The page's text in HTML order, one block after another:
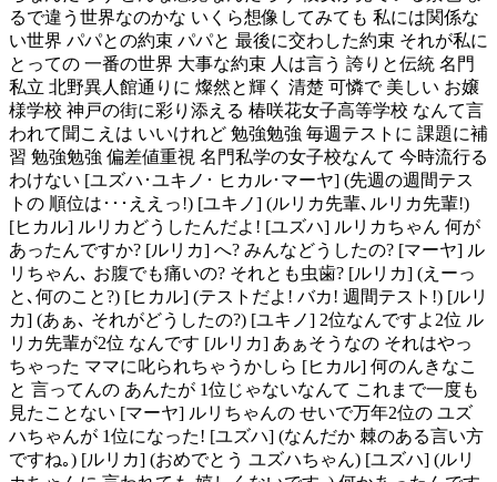
るで違う世界なのかな いくら想像してみても 私には関係な
い世界 パパとの約束 パパと 最後に交わした約束 それが私に
とっての 一番の世界 大事な約束 人は言う 誇りと伝統 名門
私立 北野異人館通りに 燦然と輝く 清楚 可憐で 美しい お嬢
様学校 神戸の街に彩り添える 椿咲花女子高等学校 なんて言
われて聞こえは いいけれど 勉強勉強 毎週テストに 課題に補
習 勉強勉強 偏差値重視 名門私学の女子校なんて 今時流行る
わけない [ユズハ･ユキノ･ ヒカル･マーヤ] (先週の週間テス
トの 順位は･･･ええっ!) [ユキノ] (ルリカ先輩､ルリカ先輩!)
[ヒカル] ルリカどうしたんだよ! [ユズハ] ルリカちゃん 何が
あったんですか? [ルリカ] へ? みんなどうしたの? [マーヤ] ル
リちゃん､ お腹でも痛いの? それとも虫歯? [ルリカ] (えーっ
と､何のこと?) [ヒカル] (テストだよ! バカ! 週間テスト!) [ルリ
カ] (あぁ､ それがどうしたの?) [ユキノ] 2位なんですよ2位 ル
リカ先輩が2位 なんです [ルリカ] あぁそうなの それはやっ
ちゃった ママに叱られちゃうかしら [ヒカル] 何のんきなこ
と 言ってんの あんたが 1位じゃないなんて これまで一度も
見たことない [マーヤ] ルリちゃんの せいで万年2位の ユズ
ハちゃんが 1位になった! [ユズハ] (なんだか 棘のある言い方
ですね｡) [ルリカ] (おめでとう ユズハちゃん) [ユズハ] (ルリ